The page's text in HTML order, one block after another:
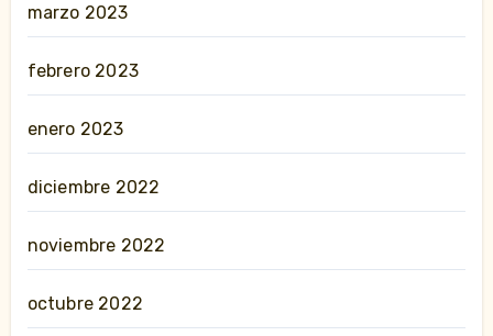
marzo 2023
febrero 2023
enero 2023
diciembre 2022
noviembre 2022
octubre 2022